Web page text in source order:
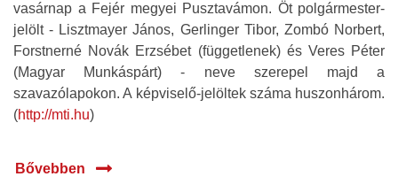
vasárnap a Fejér megyei Pusztavámon. Öt polgármester-
jelölt - Lisztmayer János, Gerlinger Tibor, Zombó Norbert,
Forstnerné Novák Erzsébet (függetlenek) és Veres Péter
(Magyar Munkáspárt) - neve szerepel majd a
szavazólapokon. A képviselő-jelöltek száma huszonhárom.
(http://mti.hu)
Bővebben